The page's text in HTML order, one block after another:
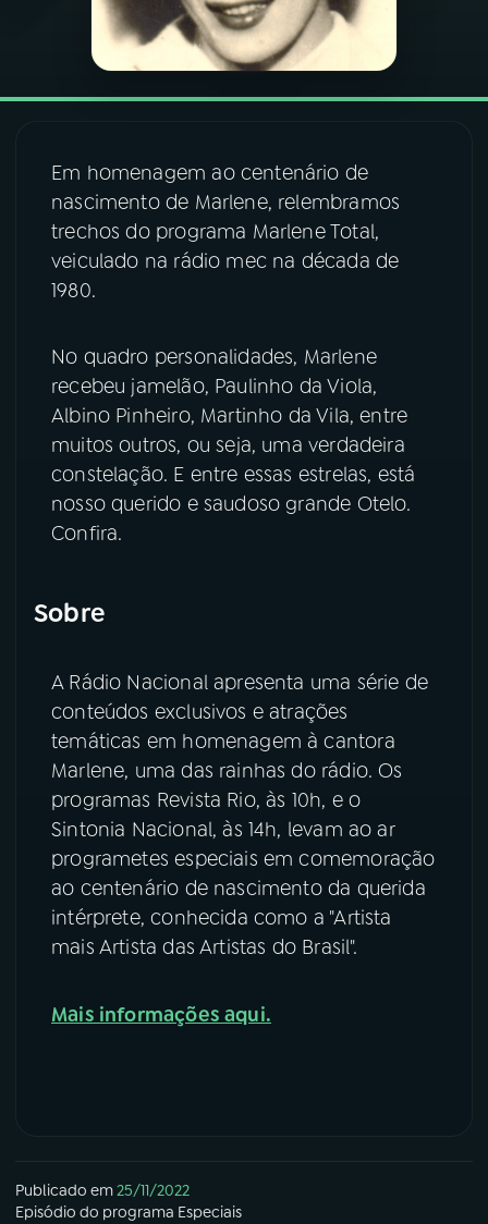
ÚLTIMAS
ACOMPANHE A RÁDIO NACIONAL
YouTube Facebook
TikTok
Em homenagem ao centenário de
nascimento de Marlene, relembramos
trechos do programa Marlene Total,
veiculado na rádio mec na década de
1980.
No quadro personalidades, Marlene
recebeu jamelão, Paulinho da Viola,
Albino Pinheiro, Martinho da Vila, entre
muitos outros, ou seja, uma verdadeira
constelação. E entre essas estrelas, está
nosso querido e saudoso grande Otelo.
Confira.
Sobre
A Rádio Nacional apresenta uma série de
conteúdos exclusivos e atrações
temáticas em homenagem à cantora
Marlene, uma das rainhas do rádio. Os
programas Revista Rio, às 10h, e o
Sintonia Nacional, às 14h, levam ao ar
programetes especiais em comemoração
ao centenário de nascimento da querida
intérprete, conhecida como a "Artista
mais Artista das Artistas do Brasil".
Mais informações aqui.
Publicado em25/11/2022
Episódio do programa Especiais